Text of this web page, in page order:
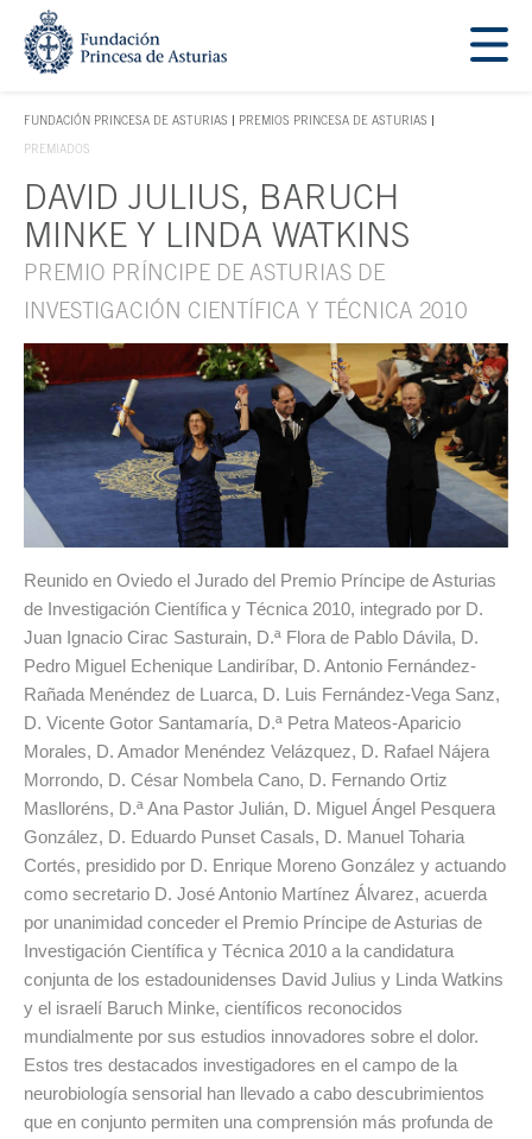
Saltar navegación. Ir directamente al contenido principal
FUNDACIÓN PRINCESA DE ASTURIAS
TECLA DE ACCESO 1
PREMIOS PRINCESA DE ASTURIAS
PREMIADOS
Contenido principal
DAVID JULIUS, BARUCH
MINKE Y LINDA WATKINS
PREMIO PRÍNCIPE DE ASTURIAS DE
INVESTIGACIÓN CIENTÍFICA Y TÉCNICA 2010
Reunido en Oviedo el Jurado del Premio Príncipe de Asturias
de Investigación Científica y Técnica 2010, integrado por D.
Juan Ignacio Cirac Sasturain, D.ª Flora de Pablo Dávila, D.
Pedro Miguel Echenique Landiríbar, D. Antonio Fernández-
Rañada Menéndez de Luarca, D. Luis Fernández-Vega Sanz,
D. Vicente Gotor Santamaría, D.ª Petra Mateos-Aparicio
Morales, D. Amador Menéndez Velázquez, D. Rafael Nájera
Morrondo, D. César Nombela Cano, D. Fernando Ortiz
Maslloréns, D.ª Ana Pastor Julián, D. Miguel Ángel Pesquera
González, D. Eduardo Punset Casals, D. Manuel Toharia
Cortés, presidido por D. Enrique Moreno González y actuando
como secretario D. José Antonio Martínez Álvarez, acuerda
por unanimidad conceder el Premio Príncipe de Asturias de
Investigación Científica y Técnica 2010 a la candidatura
conjunta de los estadounidenses David Julius y Linda Watkins
y el israelí Baruch Minke, científicos reconocidos
mundialmente por sus estudios innovadores sobre el dolor.
Estos tres destacados investigadores en el campo de la
neurobiología sensorial han llevado a cabo descubrimientos
que en conjunto permiten una comprensión más profunda de